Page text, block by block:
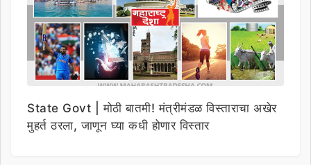
State Govt | मोठी बातमी! मंत्रीमंडळ विस्ताराचा अखेर
मुहर्त ठरला, जाणून घ्या कधी होणार विस्तार